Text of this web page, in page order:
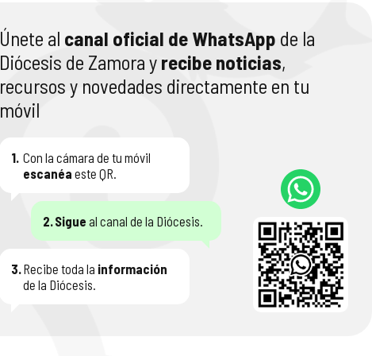
Únete al canal oficial de WhatsApp de la
Diócesis de Zamora y recibe noticias,
recursos y novedades directamente en tu
móvil
1. Con la cámara de tu móvil
escanéa este QR.
2.Sigue al canal de la Diócesis.
3.Recibe toda la información
de la Diócesis.